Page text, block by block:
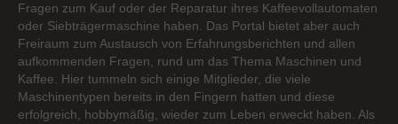
Fragen zum Kauf oder der Reparatur ihres Kaffeevollautomaten
oder Siebträgermaschine haben. Das Portal bietet aber auch
Freiraum zum Austausch von Erfahrungsberichten und allen
aufkommenden Fragen, rund um das Thema Maschinen und
Kaffee. Hier tummeln sich einige Mitglieder, die viele
Maschinentypen bereits in den Fingern hatten und diese
erfolgreich, hobbymäßig, wieder zum Leben erweckt haben. Als